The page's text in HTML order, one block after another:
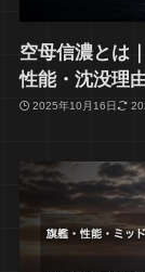
空母信濃とは
性能・沈没理
2025年10月16日